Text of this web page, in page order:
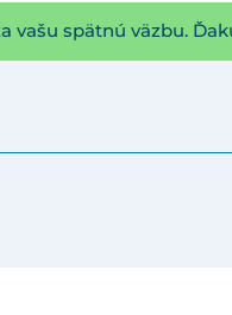
vašu spätnú väzbu.